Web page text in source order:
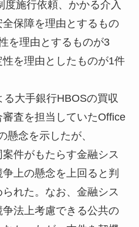
度施行依頼、かかる介入
保障を理由とするもの
を理由とするものが3
を理由としたものが1件
大手銀行HBOSの買収
査を担当していたOffice
懸念を示したが、
件がもたらす金融シス
上の懸念を上回ると判
れた。なお、金融シス
法上考慮できる公共の